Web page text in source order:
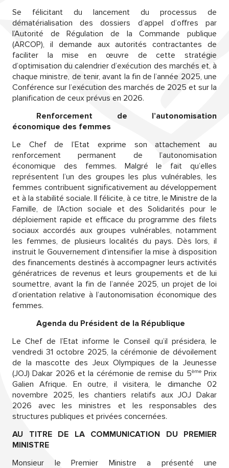
Se félicitant du lancement du processus de
dématérialisation des dossiers d’appel d’offres par
l’Autorité de Régulation de la Commande publique
(ARCOP), il demande aux autorités contractantes de
faciliter la mise en œuvre de cette stratégie
d’optimisation du calendrier d’exécution des marchés et, à
chaque ministre, de tenir, avant la fin de l’année 2025, une
Conférence sur l’exécution des marchés de 2025 et sur la
planification de ceux prévus en 2026.
Renforcement de l’autonomisation
économique des femmes
Le Chef de l’Etat exprime son attachement au
renforcement permanent de l’autonomisation
économique des femmes. Malgré le fait qu’elles
représentent l’un des groupes les plus vulnérables, les
femmes contribuent significativement au développement
et à la stabilité sociale. Il félicite, à ce titre, le Ministre de la
Famille, de l’Action sociale et des Solidarités pour le
déploiement rapide et efficace du programme des filets
sociaux accordés aux groupes vulnérables, notamment
les femmes, de plusieurs localités du pays. Dès lors, il
instruit le Gouvernement d’intensifier la mise à disposition
des financements destinés à accompagner leurs activités
génératrices de revenus et leurs groupements et de lui
soumettre, avant la fin de l’année 2025, un projet de loi
d’orientation relative à l’autonomisation économique des
femmes.
Agenda du Président de la République
Le Chef de l’Etat informe le Conseil qu’il présidera, le
vendredi 31 octobre 2025, la cérémonie de dévoilement
de la mascotte des Jeux Olympiques de la Jeunesse
(JOJ) Dakar 2026 et la cérémonie de remise du 5èmePrix
Galien Afrique. En outre, il visitera, le dimanche 02
novembre 2025, les chantiers relatifs aux JOJ Dakar
2026 avec les ministres et les responsables des
structures publiques et privées concernées.
AU TITRE DE LA COMMUNICATION DU PREMIER
MINISTRE
Monsieur le Premier Ministre a présenté une